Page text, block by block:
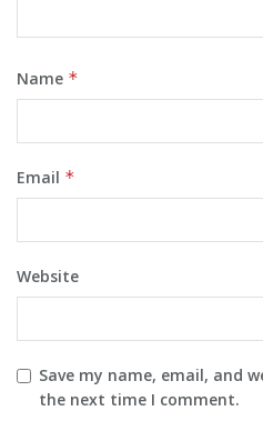
Name *
Email *
Website
Save my name, email, and
the next time I comment.